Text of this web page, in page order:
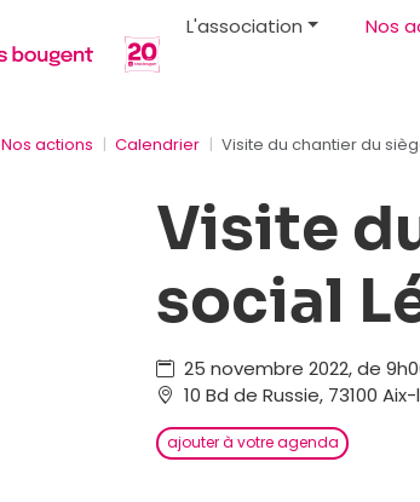
L'association Nos
Nos actions Calendrier Visite du chantier du
Visite
social
25 novembre 2022, de
10 Bd de Russie, 73100
ajouter à votre agenda